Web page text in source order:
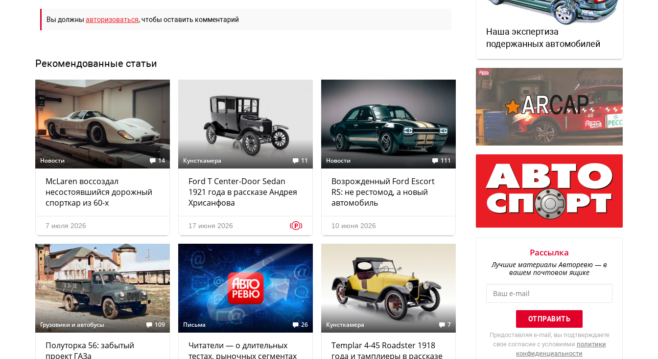
Вы должны авторизоваться, чтобы оставить комментарий
Рекомендованные статьи
Новости 14
McLaren воссоздал
несостоявшийся дорожный
спорткар из 60-х
7 июля 2026
Кунсткамера 11
Ford T Center-Door Sedan
1921 года в рассказе Андрея
Хрисанфова
17 июня 2026 p
Новости 111
Возрожденный Ford Escort
RS: не рестомод, а новый
автомобиль
10 июня 2026
Грузовики и автобусы 109
Полуторка 56: забытый
проект ГАЗа
Письма 26
Читатели — о длительных
тестах, рыночных сегментах
Кунсткамера 7
Templar 4-45 Roadster 1918
года и тамплиеры в рассказе
Наша экспертиза
подержанных автомобилей
Рассылка
Лучшие материалы Авторевю — в
вашем почтовом ящике
Предоставляя e-mail, вы подтверждаете
свое согласие с условиями политики
конфиденциальности